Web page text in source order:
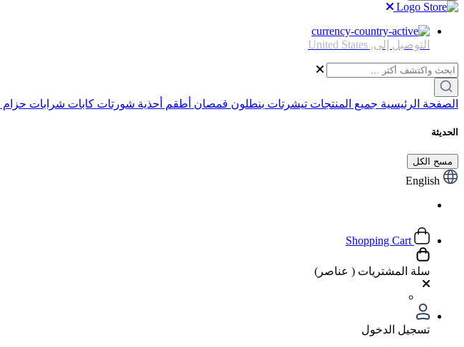
التوصيل إلى, United States
الصفحة الرئيسية جميع المنتجات تيشرتات بنطلون قمصان أطقم أحذية شورتات كابات شرابات حزام
الحديثة
مسح الكل
English
Shopping Cart
سلة المشتريات ( عناصر)
تسجيل الدخول